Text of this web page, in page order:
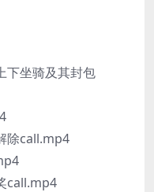
坐骑及其封包
除call.mp4
call.mp4